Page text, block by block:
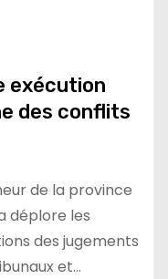
exécution
des conflits
de la province
déplore les
des jugements
et…